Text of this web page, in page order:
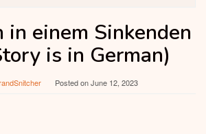
in einem Sinkenden
is in German)
Posted onJune 12, 2023